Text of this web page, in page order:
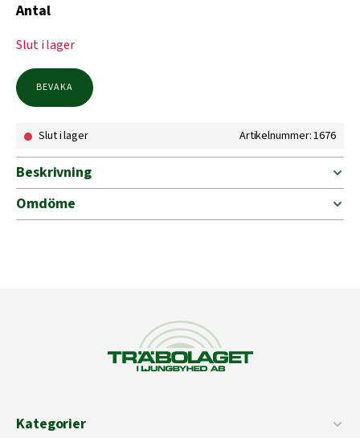
Antal
Slut i lager
BEVAKA
Slut i lager Artikelnummer: 1676
Beskrivning
Omdöme
Kategorier